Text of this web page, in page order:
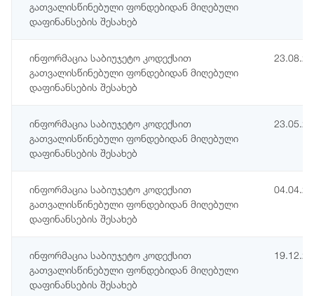
გათვალისწინებული ფონდებიდან მიღებული
დაფინანსების შესახებ
ინფორმაცია საბიუჯეტო კოდექსით
გათვალისწინებული ფონდებიდან მიღებული
დაფინანსების შესახებ
ინფორმაცია საბიუჯეტო კოდექსით
გათვალისწინებული ფონდებიდან მიღებული
დაფინანსების შესახებ
ინფორმაცია საბიუჯეტო კოდექსით
გათვალისწინებული ფონდებიდან მიღებული
დაფინანსების შესახებ
ინფორმაცია საბიუჯეტო კოდექსით
გათვალისწინებული ფონდებიდან მიღებული
დაფინანსების შესახებ